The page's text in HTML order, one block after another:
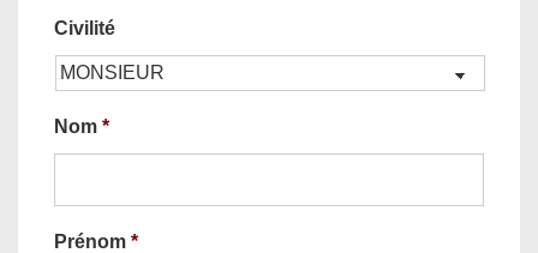
Civilité
Nom *
Prénom *